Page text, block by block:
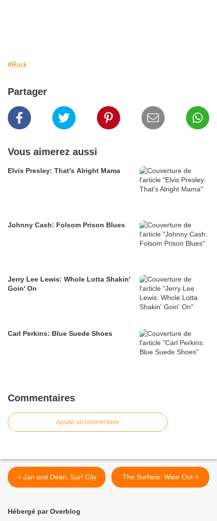
#Rock
Partager
Vous aimerez aussi
Elvis Presley: That's Alright Mama
Johnny Cash: Folsom Prison Blues
Jerry Lee Lewis: Whole Lotta Shakin'
Goin' On
Carl Perkins: Blue Suede Shoes
Commentaires
Ajouter un commentaire
< Jan and Dean: Surf City The Surfaris: Wipe Out >
Hébergé par Overblog